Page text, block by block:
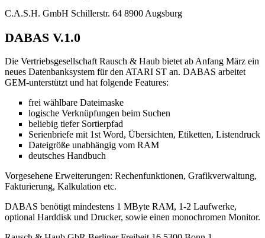
C.A.S.H. GmbH Schillerstr. 64 8900 Augsburg
DABAS V.1.0
Die Vertriebsgesellschaft Rausch & Haub bietet ab Anfang März ein
neues Datenbanksystem für den ATARI ST an. DABAS arbeitet
GEM-unterstützt und hat folgende Features:
frei wählbare Dateimaske
logische Verknüpfungen beim Suchen
beliebig tiefer Sortierpfad
Serienbriefe mit 1st Word, Übersichten, Etiketten, Listendruck
Dateigröße unabhängig vom RAM
deutsches Handbuch
Vorgesehene Erweiterungen: Rechenfunktionen, Grafikverwaltung,
Fakturierung, Kalkulation etc.
DABAS benötigt mindestens 1 MByte RAM, 1-2 Laufwerke,
optional Harddisk und Drucker, sowie einen monochromen Monitor.